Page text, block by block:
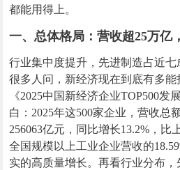
都能用得上。
一、总体格局：营收超25万亿
行业集中度提升，先进制造占近七
很多人问，新经济现在到底有多能
《2025中国新经济企业TOP500发
白：2025年这500家企业，营收总
256063亿元，同比增长13.2%，比
全国规模以上工业企业营收的
实的高质量增长。再看行业分布